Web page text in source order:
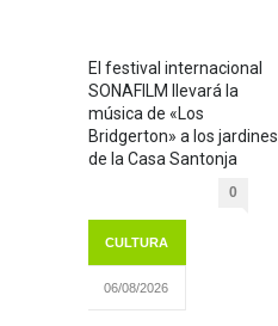
El festival internacional
SONAFILM llevará la
música de «Los
Bridgerton» a los jardines
de la Casa Santonja
0
CULTURA
06/08/2026